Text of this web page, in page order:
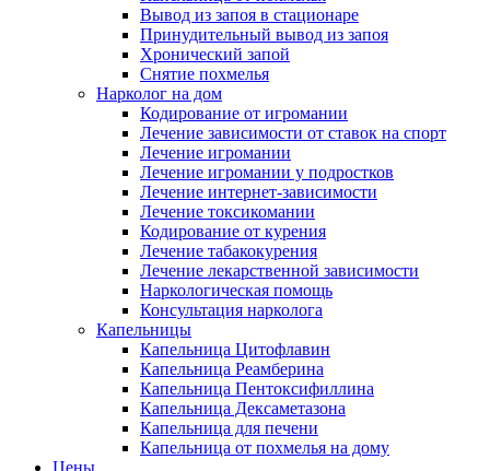
Вывод из запоя в стационаре
Принудительный вывод из запоя
Хронический запой
Снятие похмелья
Нарколог на дом
Кодирование от игромании
Лечение зависимости от ставок на спорт
Лечение игромании
Лечение игромании у подростков
Лечение интернет-зависимости
Лечение токсикомании
Кодирование от курения
Лечение табакокурения
Лечение лекарственной зависимости
Наркологическая помощь
Консультация нарколога
Капельницы
Капельница Цитофлавин
Капельница Реамберина
Капельница Пентоксифиллина
Капельница Дексаметазона
Капельница для печени
Капельница от похмелья на дому
Цены